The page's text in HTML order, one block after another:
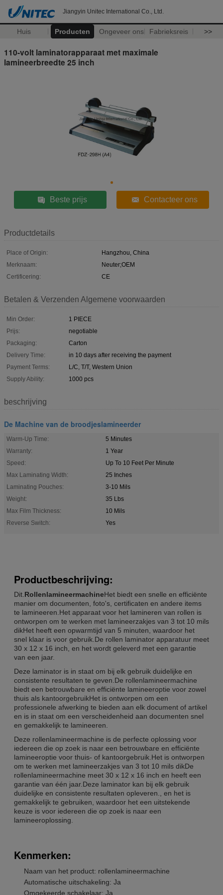
Jiangyin Unitec International Co., Ltd.
Huis Producten Ongeveer ons Fabrieksreis >>
110-volt laminatorapparaat met maximale
lamineerbreedte 25 inch
Beste prijs Contacteer ons
Productdetails
Place of Origin:
Hangzhou, China
Merknaam:
Neuter;OEM
Certificering:
CE
Betalen & Verzenden Algemene voorwaarden
Min Order:
1 PIECE
Prijs:
negotiable
Packaging:
Carton
Delivery Time:
in 10 days after receiving the payment
Payment Terms:
L/C, T/T, Western Union
Supply Ability:
1000 pcs
beschrijving
De Machine van de broodjeslamineerder
Warm-Up Time:
5 Minutes
Warranty:
1 Year
Speed:
Up To 10 Feet Per Minute
Max Laminating Width:
25 Inches
Laminating Pouches:
3-10 Mils
Weight:
35 Lbs
Max Film Thickness:
10 Mils
Reverse Switch:
Yes
Productbeschrijving:
Dit. RollenlamineermachineHet biedt een snelle en efficiënte
manier om documenten, foto's, certificaten en andere items
te lamineeren.Het apparaat voor het lamineren van rollen is
ontworpen om te werken met lamineerzakjes van 3 tot 10 mils
dikHet heeft een opwarmtijd van 5 minuten, waardoor het
snel klaar is voor gebruik.De rollen laminator apparatuur meet
30 x 12 x 16 inch, en het wordt geleverd met een garantie
van een jaar.
Deze laminator is in staat om bij elk gebruik duidelijke en
consistente resultaten te geven.De rollenlamineermachine
biedt een betrouwbare en efficiënte lamineeroptie voor zowel
thuis als kantoorgebruikHet is ontworpen om een
professionele afwerking te bieden aan elk document of artikel
en is in staat om een verscheidenheid aan documenten snel
en gemakkelijk te lamineeren.
Deze rollenlamineermachine is de perfecte oplossing voor
iedereen die op zoek is naar een betrouwbare en efficiënte
lamineeroptie voor thuis- of kantoorgebruik.Het is ontworpen
om te werken met lamineerzakjes van 3 tot 10 mils dikDe
rollenlamineermachine meet 30 x 12 x 16 inch en heeft een
garantie van één jaar.Deze laminator kan bij elk gebruik
duidelijke en consistente resultaten opleveren., en het is
gemakkelijk te gebruiken, waardoor het een uitstekende
keuze is voor iedereen die op zoek is naar een
lamineeroplossing.
Kenmerken:
Naam van het product: rollenlamineermachine
Automatische uitschakeling: Ja
Omgekeerde schakelaar: Ja